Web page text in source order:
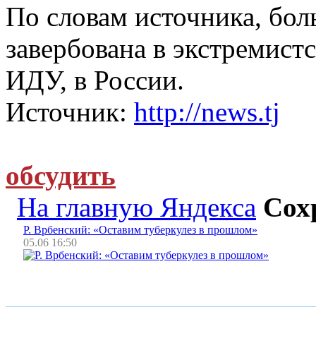
По словам источника,
завербована в
ИДУ, в России.
Источник: http://news.tj
обсудить
На главную Яндекса
Р. Врбенский: «Оставим туберкулез в прошлом»
05.06 16:50